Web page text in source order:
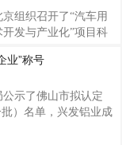
纷纷聚集在空旷区
的声响顿时响彻四
的一年生意兴隆、诸
统韵味与美好寓意
组织召开了“汽车用
发与产业化”项目科
共同完成。评价会邀
高工娄花芬、北京科
学会教授级高工张洪
教授级高工闫丽珍、
业”称号
示了佛山市拟认定
）名单，兴发铝业成